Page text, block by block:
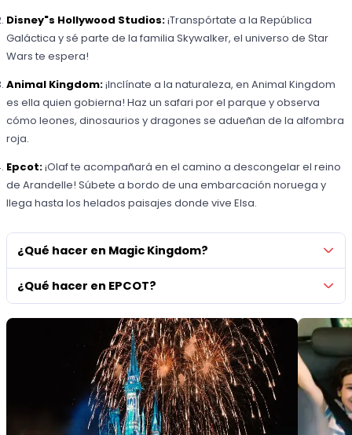
Disney"s Hollywood Studios:¡Transpórtate a la República
Galáctica y sé parte de la familia Skywalker, el universo de Star
Wars te espera!
Animal Kingdom:¡Inclínate a la naturaleza, en Animal Kingdom
es ella quien gobierna! Haz un safari por el parque y observa
cómo leones, dinosaurios y dragones se adueñan de la alfombra
roja.
Epcot:¡Olaf te acompañará en el camino a descongelar el reino
de Arandelle! Súbete a bordo de una embarcación noruega y
llega hasta los helados paisajes donde vive Elsa.
¿Qué hacer en Magic Kingdom?
¿Qué hacer en EPCOT?